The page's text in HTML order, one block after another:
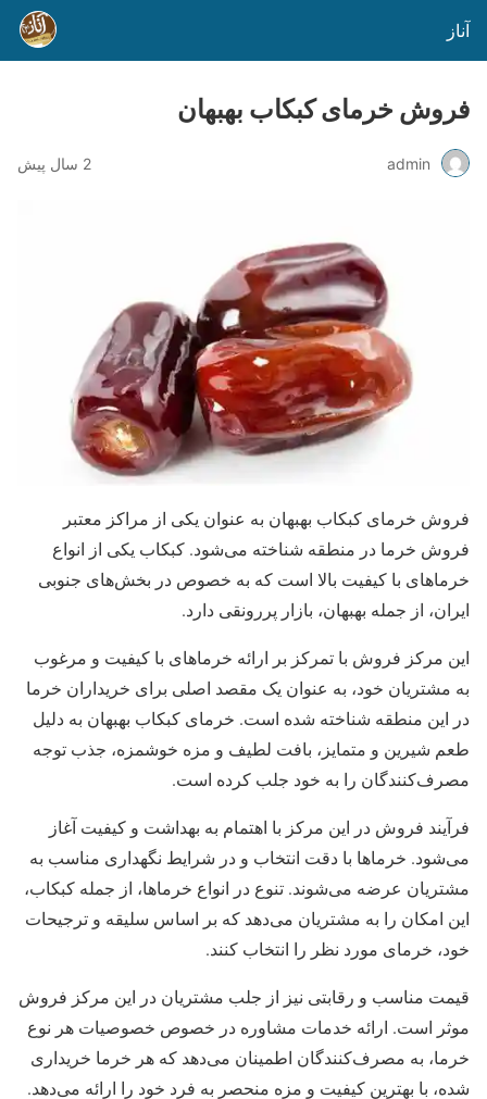
آناز
فروش خرمای کبکاب بهبهان
admin 2 سال پیش
فروش خرمای کبکاب بهبهان به عنوان یکی از مراکز معتبر
فروش خرما در منطقه شناخته می‌شود. کبکاب یکی از انواع
خرماهای با کیفیت بالا است که به خصوص در بخش‌های جنوبی
ایران، از جمله بهبهان، بازار پررونقی دارد.
این مرکز فروش با تمرکز بر ارائه خرماهای با کیفیت و مرغوب
به مشتریان خود، به عنوان یک مقصد اصلی برای خریداران خرما
در این منطقه شناخته شده است. خرمای کبکاب بهبهان به دلیل
طعم شیرین و متمایز، بافت لطیف و مزه خوشمزه، جذب توجه
مصرف‌کنندگان را به خود جلب کرده است.
فرآیند فروش در این مرکز با اهتمام به بهداشت و کیفیت آغاز
می‌شود. خرماها با دقت انتخاب و در شرایط نگهداری مناسب به
مشتریان عرضه می‌شوند. تنوع در انواع خرماها، از جمله کبکاب،
این امکان را به مشتریان می‌دهد که بر اساس سلیقه و ترجیحات
خود، خرمای مورد نظر را انتخاب کنند.
قیمت مناسب و رقابتی نیز از جلب مشتریان در این مرکز فروش
موثر است. ارائه خدمات مشاوره در خصوص خصوصیات هر نوع
خرما، به مصرف‌کنندگان اطمینان می‌دهد که هر خرما خریداری
شده، با بهترین کیفیت و مزه منحصر به فرد خود را ارائه می‌دهد.